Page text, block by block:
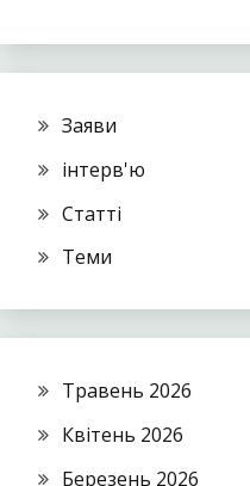
Заяви
інтерв'ю
Статті
Теми
Травень 2026
Квітень 2026
Березень 2026